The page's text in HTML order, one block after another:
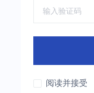
阅读并接受